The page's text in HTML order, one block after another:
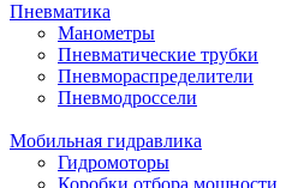
Пневматика
Манометры
Пневматические трубки
Пневмораспределители
Пневмодроссели
Мобильная гидравлика
Гидромоторы
Коробки отбора мощности